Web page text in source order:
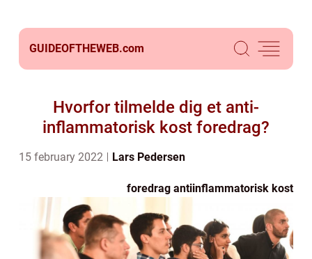
GUIDEOFTHEWEB.com
Hvorfor tilmelde dig et anti-
inflammatorisk kost foredrag?
15 february 2022 Lars Pedersen
foredrag antiinflammatorisk kost